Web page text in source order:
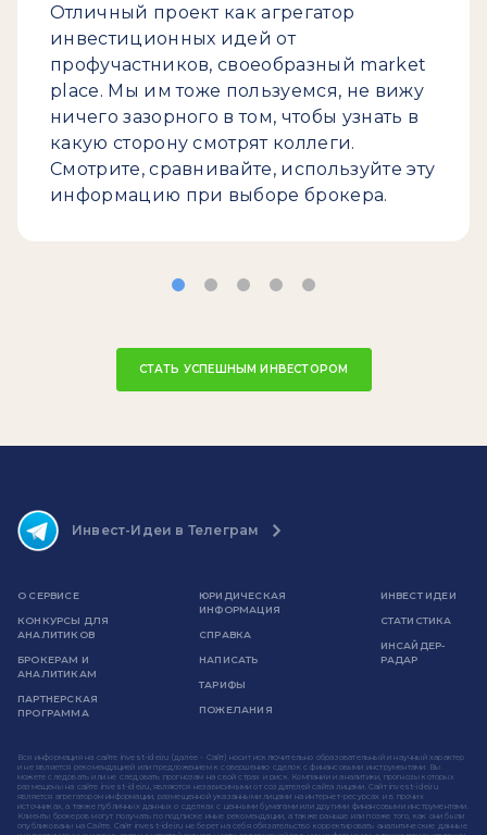
Отличный проект как агрегатор
инвестиционных идей от
профучастников, своеобразный market
place. Мы им тоже пользуемся, не вижу
ничего зазорного в том, чтобы узнать в
какую сторону смотрят коллеги.
Смотрите, сравнивайте, используйте эту
информацию при выборе брокера.
СТАТЬ УСПЕШНЫМ ИНВЕСТОРОМ
Инвест-Идеи в Телеграм
О СЕРВИСЕ
КОНКУРСЫ ДЛЯ
АНАЛИТИКОВ
БРОКЕРАМ И
АНАЛИТИКАМ
ПАРТНЕРСКАЯ
ПРОГРАММА
ЮРИДИЧЕСКАЯ
ИНФОРМАЦИЯ
СПРАВКА
НАПИСАТЬ
ТАРИФЫ
ПОЖЕЛАНИЯ
ИНВЕСТ ИДЕИ
СТАТИСТИКА
ИНСАЙДЕР-
РАДАР
Вся информация на сайте invest-idei.ru (далее - Сайт) носит исключительно образовательный и научный характер
и не является рекомендацией или предложением к совершению сделок с финансовыми инструментами. Вы
можете следовать или не следовать прогнозам на свой страх и риск. Компании и аналитики, прогнозы которых
размещены на сайте invest-idei.ru, являются независимыми от создателей сайта лицами. Сайт invest-idei.ru
является агрегатором информации, размещенной указанными лицами на интернет-ресурсах и в прочих
источниках, а также публичных данных о сделках с ценными бумагами или другими финансовыми инструментами.
Клиенты брокеров могут получать по подписке иные рекомендации, а также раньше или позже того, как они были
опубликованы на Сайте. Сайт invest-idei.ru не берет на себя обязательство корректировать аналитические данные